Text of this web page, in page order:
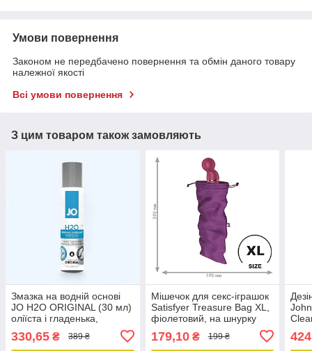
Умови повернення
Законом не передбачено повернення та обмін даного товару
належної якості
Всі умови повернення
З цим товаром також замовляють
Змазка на водній основі
JO H2O ORIGINAL (30 мл)
оліїста і гладенька,
330,65 ₴ 389 ₴
Мішечок для секс-іграшок
Satisfyer Treasure Bag XL,
фіолетовий, на шнурку
179,10₴ 199 ₴